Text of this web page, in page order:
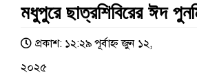
মধুপুরে ছাত্রশিবিরের ঈদ
প্রকাশ: ১২:২৯ পূর্বাহ্ণ জুন ১২,
২০২৫